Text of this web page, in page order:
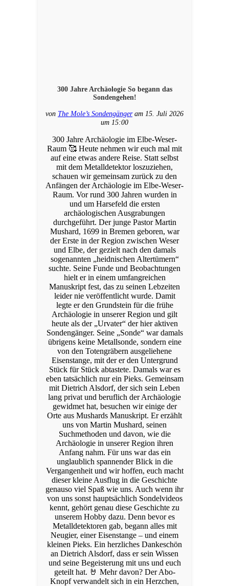
300 Jahre Archäologie So begann das
Sondengehen!
von The Mole’s Sondengängeram 15. Juli 2026
um 15:00
300 Jahre Archäologie im Elbe-Weser-
Raum 🥰 Heute nehmen wir euch mal mit
auf eine etwas andere Reise. Statt selbst
mit dem Metalldetektor loszuziehen,
schauen wir gemeinsam zurück zu den
Anfängen der Archäologie im Elbe-Weser-
Raum. Vor rund 300 Jahren wurden in
und um Harsefeld die ersten
archäologischen Ausgrabungen
durchgeführt. Der junge Pastor Martin
Mushard, 1699 in Bremen geboren, war
der Erste in der Region zwischen Weser
und Elbe, der gezielt nach den damals
sogenannten „heidnischen Altertümern“
suchte. Seine Funde und Beobachtungen
hielt er in einem umfangreichen
Manuskript fest, das zu seinen Lebzeiten
leider nie veröffentlicht wurde. Damit
legte er den Grundstein für die frühe
Archäologie in unserer Region und gilt
heute als der „Urvater“ der hier aktiven
Sondengänger. Seine „Sonde“ war damals
übrigens keine Metallsonde, sondern eine
von den Totengräbern ausgeliehene
Eisenstange, mit der er den Untergrund
Stück für Stück abtastete. Damals war es
eben tatsächlich nur ein Pieks. Gemeinsam
mit Dietrich Alsdorf, der sich sein Leben
lang privat und beruflich der Archäologie
gewidmet hat, besuchen wir einige der
Orte aus Mushards Manuskript. Er erzählt
uns von Martin Mushard, seinen
Suchmethoden und davon, wie die
Archäologie in unserer Region ihren
Anfang nahm. Für uns war das ein
unglaublich spannender Blick in die
Vergangenheit und wir hoffen, euch macht
dieser kleine Ausflug in die Geschichte
genauso viel Spaß wie uns. Auch wenn ihr
von uns sonst hauptsächlich Sondelvideos
kennt, gehört genau diese Geschichte zu
unserem Hobby dazu. Denn bevor es
Metalldetektoren gab, begann alles mit
Neugier, einer Eisenstange – und einem
kleinen Pieks. Ein herzliches Dankeschön
an Dietrich Alsdorf, dass er sein Wissen
und seine Begeisterung mit uns und euch
geteilt hat. 🤘 Mehr davon? Der Abo-
Knopf verwandelt sich in ein Herzchen,